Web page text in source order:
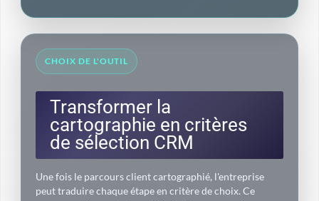
CHOIX DE L'OUTIL
Transformer la
cartographie en critères
de sélection CRM
Une fois le parcours client cartographié, l'entreprise
peut traduire chaque étape en critère de choix. Ce